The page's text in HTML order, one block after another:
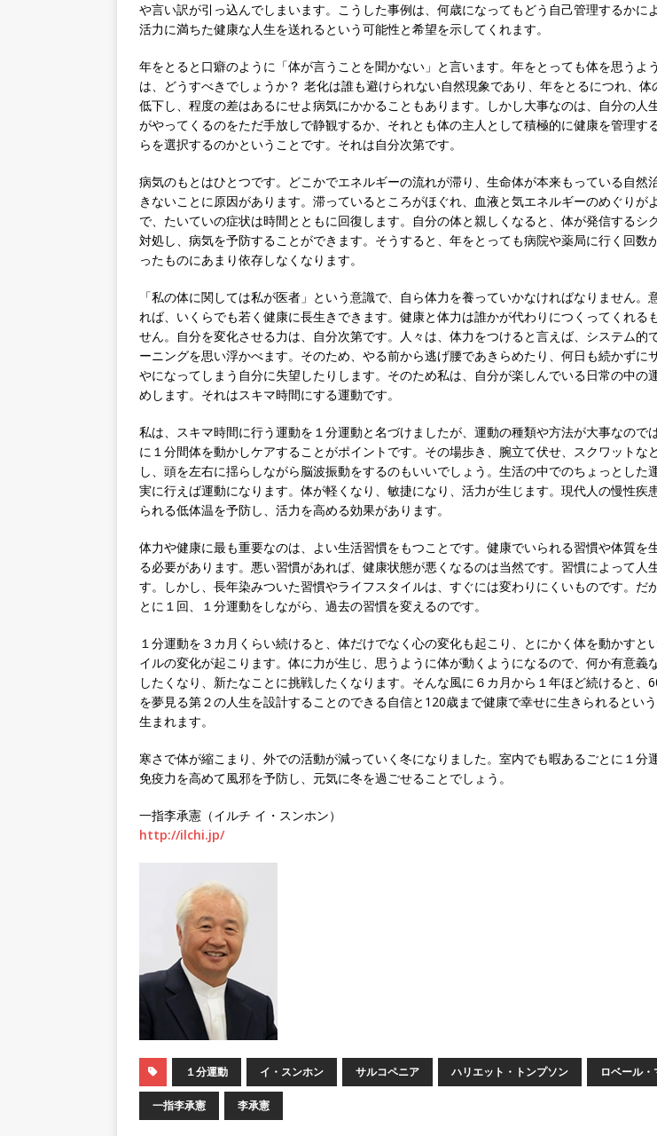
や言い訳が引っ込んでしまいます。こうした事例は、何歳になってもどう自己管理するかに
活力に満ちた健康な人生を送れるという可能性と希望を示してくれます。
年をとると口癖のように「体が言うことを聞かない」と言います。年をとっても体を思うよ
は、どうすべきでしょうか？ 老化は誰も避けられない自然現象であり、年をとるにつれ、体
低下し、程度の差はあるにせよ病気にかかることもあります。しかし大事なのは、自分の人
がやってくるのをただ手放しで静観するか、それとも体の主人として積極的に健康を管理す
らを選択するのかということです。それは自分次第です。
病気のもとはひとつです。どこかでエネルギーの流れが滞り、生命体が本来もっている自然
きないことに原因があります。滞っているところがほぐれ、血液と気エネルギーのめぐりが
で、たいていの症状は時間とともに回復します。自分の体と親しくなると、体が発信するシ
対処し、病気を予防することができます。そうすると、年をとっても病院や薬局に行く回数
ったものにあまり依存しなくなります。
「私の体に関しては私が医者」という意識で、自ら体力を養っていかなければなりません。
れば、いくらでも若く健康に長生きできます。健康と体力は誰かが代わりにつくってくれる
せん。自分を変化させる力は、自分次第です。人々は、体力をつけると言えば、システム的
ーニングを思い浮かべます。そのため、やる前から逃げ腰であきらめたり、何日も続かずに
やになってしまう自分に失望したりします。そのため私は、自分が楽しんでいる日常の中の
めします。それはスキマ時間にする運動です。
私は、スキマ時間に行う運動を１分運動と名づけましたが、運動の種類や方法が大事なので
に１分間体を動かしケアすることがポイントです。その場歩き、腕立て伏せ、スクワットな
し、頭を左右に揺らしながら脳波振動をするのもいいでしょう。生活の中でのちょっとした
実に行えば運動になります。体が軽くなり、敏捷になり、活力が生じます。現代人の慢性疾
られる低体温を予防し、活力を高める効果があります。
体力や健康に最も重要なのは、よい生活習慣をもつことです。健康でいられる習慣や体質を
る必要があります。悪い習慣があれば、健康状態が悪くなるのは当然です。習慣によって人
す。しかし、長年染みついた習慣やライフスタイルは、すぐには変わりにくいものです。だ
とに１回、１分運動をしながら、過去の習慣を変えるのです。
１分運動を３カ月くらい続けると、体だけでなく心の変化も起こり、とにかく体を動かすと
イルの変化が起こります。体に力が生じ、思うように体が動くようになるので、何か有意義
したくなり、新たなことに挑戦したくなります。そんな風に６カ月から１年ほど続けると、
を夢見る第２の人生を設計することのできる自信と120歳まで健康で幸せに生きられるとい
生まれます。
寒さで体が縮こまり、外での活動が減っていく冬になりました。室内でも暇あるごとに１分
免疫力を高めて風邪を予防し、元気に冬を過ごせることでしょう。
一指李承憲（イルチ イ・スンホン）
http://ilchi.jp/
１分運動 イ・スンホン サルコペニア ハリエット・トンプソン ロベール
一指李承憲 李承憲